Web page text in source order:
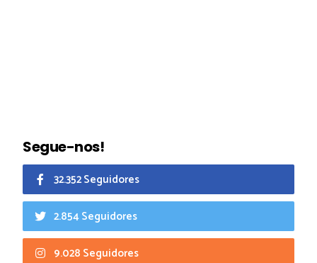
Segue-nos!
32.352 Seguidores
2.854 Seguidores
9.028 Seguidores